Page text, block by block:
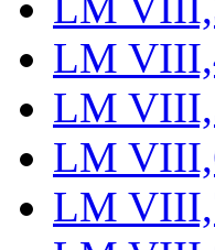
LM
LM
LM
LM